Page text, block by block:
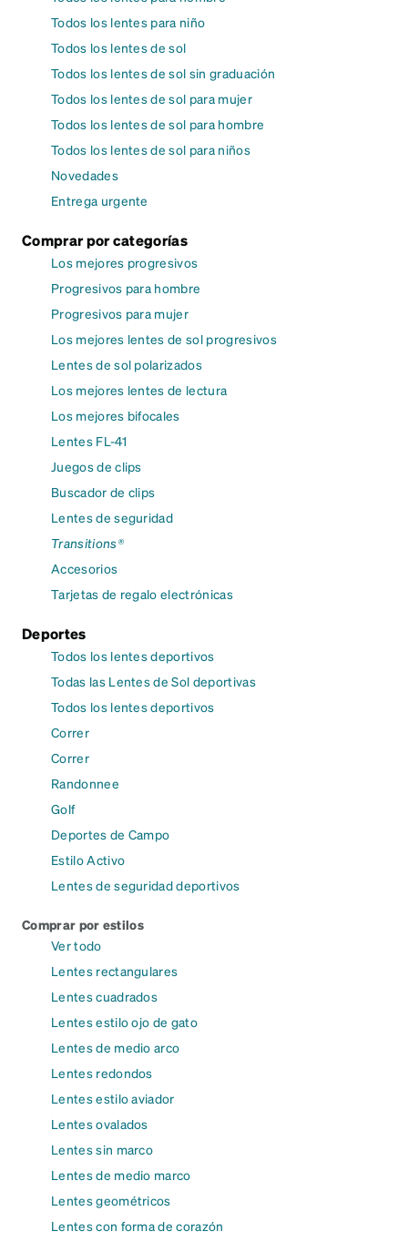
Todos los lentes para niño
Todos los lentes de sol
Todos los lentes de sol sin graduación
Todos los lentes de sol para mujer
Todos los lentes de sol para hombre
Todos los lentes de sol para niños
Novedades
Entrega urgente
Comprar por categorías
Los mejores progresivos
Progresivos para hombre
Progresivos para mujer
Los mejores lentes de sol progresivos
Lentes de sol polarizados
Los mejores lentes de lectura
Los mejores bifocales
Lentes FL-41
Juegos de clips
Buscador de clips
Lentes de seguridad
Transitions®
Accesorios
Tarjetas de regalo electrónicas
Deportes
Todos los lentes deportivos
Todas las Lentes de Sol deportivas
Todos los lentes deportivos
Correr
Correr
Randonnee
Golf
Deportes de Campo
Estilo Activo
Lentes de seguridad deportivos
Comprar por estilos
Ver todo
Lentes rectangulares
Lentes cuadrados
Lentes estilo ojo de gato
Lentes de medio arco
Lentes redondos
Lentes estilo aviador
Lentes ovalados
Lentes sin marco
Lentes de medio marco
Lentes geométricos
Lentes con forma de corazón